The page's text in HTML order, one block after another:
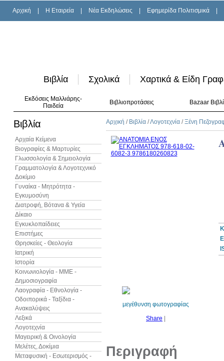
Αρχική H Εταιρεία Νέα Εκδηλώσεις Εφημερίδα Πολιτισμικά
Βιβλία Σχολικά Χαρτικά & Είδη
Εκδόσεις Μαλλιάρης-
Παιδεία
Βιβλιοπροτάσεις Bazaar
Βιβλία
Αρχαία Κείμενα
Βιογραφίες & Μαρτυρίες
Γλωσσολογία & Σημειολογία
Γραμματολογία & Λογοτεχνικό
Δοκίμιο
Γυναίκα - Μητρότητα -
Εγκυμοσύνη
Διατροφή, Βότανα & Υγεία
Δίκαιο
Εγκυκλοπαίδειες
Επιστήμες
Θρησκείες - Θεολογία
Ιατρική
Ιστορία
Κοινωνιολογία - ΜΜΕ -
Δημοσιογραφία
Λαογραφία - Εθνολογία -
Οδοιπορικά - Ταξίδια -
Ανακαλύψεις
Λεξικά
Λογοτεχνία
Μαγειρική & Οινολογία
Μελέτες, Δοκίμια
Μεταφυσική - Εσωτερισμός -
Αρχική / Βιβλία /Λογοτεχνία /Ξένη
μεγέθυνση φωτογραφίας
Share
Περιγραφή